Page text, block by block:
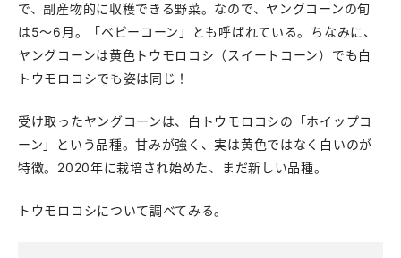
で、副産物的に収穫できる野菜。なので、ヤングコーンの旬
は5〜6月。「ベビーコーン」とも呼ばれている。ちなみに、
ヤングコーンは黄色トウモロコシ（スイートコーン）でも白
トウモロコシでも姿は同じ！
受け取ったヤングコーンは、白トウモロコシの「ホイップコ
ーン」という品種。甘みが強く、実は黄色ではなく白いのが
特徴。2020年に栽培され始めた、まだ新しい品種。
トウモロコシについて調べてみる。